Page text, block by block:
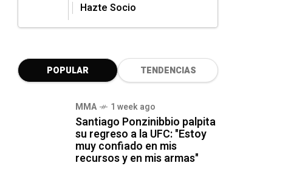
Hazte Socio
POPULAR TENDENCIAS
MMA 1 week ago
Santiago Ponzinibbio palpita
su regreso a la UFC: "Estoy
muy confiado en mis
recursos y en mis armas"